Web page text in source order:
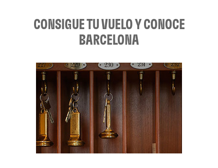
CONSIGUE TU VUELO Y CONOCE
BARCELONA